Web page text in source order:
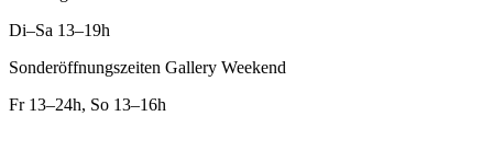
Di–Sa 13–19h
Sonderöffnungszeiten Gallery Weekend
Fr 13–24h, So 13–16h